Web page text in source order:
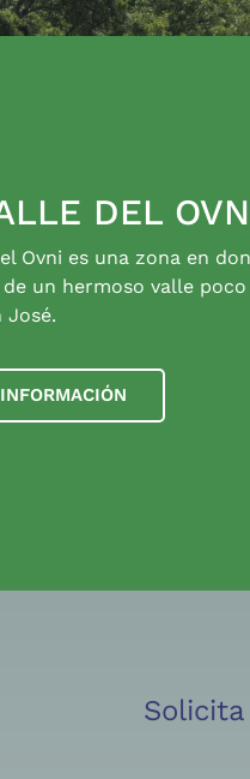
DEL
Ovni es una zona en
un hermoso valle
José.